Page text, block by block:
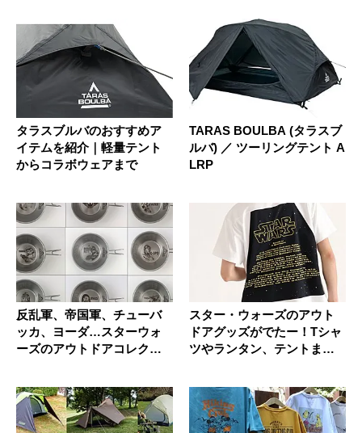
タラスブルバのおすすめア
イテムを紹介｜軽量テント
からコラボウェアまで
TARAS BOULBA (タラスブ
ルバ) ／ ツーリングテント A
LRP
反乱軍、帝国軍、チューバ
ッカ、ヨーダ…スターウォ
ーズのアウトドアコレクシ
スター・ウォーズのアウト
ドアグッズがでたー！Tシャ
ツやランタン、テントまで